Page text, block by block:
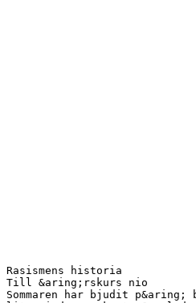
Rasismens historia Till &aring;rskurs nio Sommaren har bjudit p&aring; b&aring;de vackert och lite mindre vackert v&auml;der. Solen har avl&ouml;sts av regn men jag hoppas att ni haft m&ouml;jligheter att njuta av sol och bad p&aring; n&aring;got s&auml;tt. Men nu &auml;r h&ouml;sten h&auml;r och med den b&ouml;rjar &auml;ven skolan igen, f&ouml;r sista g&aring;ngen p&aring; Kastanjen f&ouml;r er! Nian &auml;r ett speciellt skol&aring;r som kommer att ge er utmaningar och m&ouml;jligheter som aldrig f&ouml;rr. Ni ska resa till den eviga staden Rom och ni ska g&ouml;ra era Jag– projekt. Men redan nu i h&ouml;st kommer ni att f&aring; en fantastisk m&ouml;jlighet, ni ska f&aring; g&ouml;ra en egen utst&auml;llning p&aring; M&aring;ngkulturellt Centrum. Ni kommer att &auml;gna stora delar av h&ouml;stterminen &aring;t att framst&auml;lla en utst&auml;llning om rasismens historia. Vi kommer att g&ouml;ra studiebes&ouml;k och f&aring; bes&ouml;k av intressanta m&auml;nniskor som kommer att f&ouml;rel&auml;sa men &auml;ven hj&auml;lpa er att g&ouml;ra en j&auml;ttebra utst&auml;llning. Arbetet kommer &auml;ven att inneb&auml;ra mer ”vanligt” skolarbete d&auml;r ni kommer att f&aring; lyssna p&aring; genomg&aring;ngar, s&ouml;ka information, analysera och skriva texter. Den text ni nu har i h&auml;nderna &auml;r t&auml;nkt som en utg&aring;ngspunkt f&ouml;r ert informationss&ouml;kande. H&auml;r finner ni en kort beskrivning av rasismens historia fr&aring;n antiken fram till idag. Ni kommer inte vara tvungna att l&auml;sa hela texten om ni inte vill. Vissa delar kommer alla att beh&ouml;va l&auml;sa medan andra delar &auml;r t&auml;nkta som just en utg&aring;ngspunkt f&ouml;r informationss&ouml;kning. Patrik Norberg Stockholm 19/8 2012 2 Inneh&aring;ll Rasismens historia ..................................................................................................................1 Till &aring;rskurs nio....................................................................................................................2 Del 1 F&ouml;rrasismen fr&aring;n Antiken till Linn&eacute; ...............................................................................5 Vi och dem .........................................................................................................................5 Vi- och dem-gruppen ......................................................................................................5 Antiken...............................................................................................................................6 Medeltiden: perspektiven krymper ......................................................................................7 Koloniseringen av Amerika och Afrika ...............................................................................8 Antropologi: att studera m&auml;nniskan.....................................................................................9 Del 2 Vetenskaplig rasism: imperialism och folkmord .......................................................... 13 Gobineau och rasernas oj&auml;mlikhet..................................................................................... 14 Att m&auml;ta m&auml;nniskan .......................................................................................................... 15 Evolutionen och kampen f&ouml;r tillvaron ............................................................................... 16 Sv&auml;lt och utrotning: den vetenskapliga rasismen i praktiken .............................................. 17 Sverige och Statens rasbiologiskainstitut........................................................................... 20 Del 3 Antisemitism ............................................................................................................... 21 Del 4. Nazismen och f&ouml;rintelsen ........................................................................................... 25 Nazismens ideologi........................................................................................................... 25 Arierna och det tyska folket .......................................................................................... 26 Nazismen och det judiska folket ....................................................................................... 27 F&ouml;rintelsen ........................................................................................................................ 28 Del ett ........................................................................................................................... 29 Del tv&aring; .......................................................................................................................... 30 Del tre........................................................................................................................... 31 Varf&ouml;r? ............................................................................................................................. 33 Del 5 Rasismen efter 1945: Kulturrasism .............................................................................. 36 3 Fallet USA........................................................................................................................ 36 Fallet Sydafrika ................................................................................................................ 39 Kulturrasism: rasismen idag .............................................................................................. 41 M&aring;ste man vara vit f&ouml;r att vara rasist? ............................................................................... 44 K&auml;llor ................................................................................................................................... 45 Film .............................................................................................................................. 45 4 Del 1 F&ouml;rrasismen fr&aring;n Antiken till Linn&eacute; Vi och dem Vi m&auml;nniskor har ett psykologiskt behov av att skapa ordning i v&aring;ra intryck av v&auml;rlden f&ouml;r att vi ska kunna f&ouml;rst&aring; vad som h&auml;nder omkring oss. T&auml;nk om du inte f&ouml;rstod vad som h&auml;nde om kring dig. F&ouml;rs&ouml;k att f&ouml;rest&auml;lla dig att du inte k&auml;nner igen n&aring;got omkring dig, inget du ser, h&ouml;r, k&auml;nner eller k&auml;nner lukten av. Hur ska du d&aring; kunna veta vad som &auml;r farligt och inte? Religionen och vetenskapen &auml;r b&aring;da s&auml;tt f&ouml;r oss att f&ouml;rklara det ok&auml;nda och p&aring; s&aring; s&auml;tt skapa ordning i tillvaron. Men &auml;ven kultur bidrar till att f&ouml;rklara vad vi ser och h&ouml;r. Man kan s&auml;ga att vi m&auml;nniskor &auml;r f&ouml;rprogrammerade f&ouml;r att sortera v&aring;ra intryck av v&auml;rlden i olika kategorier. Den kategoriserade informationen skapar en mall f&ouml;r sortering av intryck som g&ouml;r att vi automatiskt. Allts&aring; utan att det varje g&aring;ng &auml;r medvetet, sorteras v&aring;ra intryck i olika kategorier utifr&aring;n tidigare erfarenheter. Dessa kategorier anv&auml;nder vi f&ouml;r att best&auml;mma hur vi ska agera i olika situationer. F&ouml;r att uttrycka detta enkelt om du bara har samkat sura apelsiner kommer du inte att v&auml;lja att ta en apelsin ur fruktsk&aring;len eftersom du vet att de kommer att vara sura. Men du kommer troligen inte heller att v&auml;lja en grapefrukt eller en klementin eftersom de liknar apelsinen och du kommer att anta att &auml;ven de &auml;r sura. Denna funktion hos oss m&auml;ninskor har varit till nytta p&aring; m&aring;nga s&auml;tt och skyddat oss fr&aring;n s&aring;dant som &auml;r skadligt f&ouml;r oss. Men den har ett pris, f&ouml;rdomar och en &ouml;nskan att dela upp oss i vi och dem. Vi- och dem-gruppen Liksom vi sorterar och kategoriserar vara intryck av v&auml;rlden s&aring; sorterar vi &auml;ven andra m&auml;nniskor vissa tycker vi &auml;r snygga andra fula, vissa tycker vi verkar trevliga andra otrevliga. Men viktigast av allt vissa tycker vi &auml;r mer lika oss sj&auml;lva &auml;n andra, det kan vara n&aring;got s&aring; enkelt som att man gillar samma fotbollslag eller att man kommer fr&aring;n samma stad, detta skapar en k&auml;nsla av gemenskap. De personer som man uppfattar som lika en sj&auml;lv kommer man att kategorisera som en vi-grupp. Men varje g&aring;ng vi skapar en vi-grupp kommer vi &auml;ven att skapa en dem-grupp, allts&aring; de som inte tillh&ouml;r vi-gruppen. I dagens samh&auml;lle kan varje person s&auml;gas tillh&ouml;ra flera vi-grupper familjen, klassen och kompisg&auml;nget. Vi-gruppen kommer alltid att uppfattas som det normala, det k&auml;nns naturligt eller normalt att exempelvis fira jul p&aring; just det s&auml;tt som ni g&ouml;r i er familj och lite onaturligt 5 och konstigt att fira jul p&aring; n&aring;got annat s&auml;tt. Allts&aring; dem-gruppen &auml;r annorlunda &auml;n vi-gruppen och deras beteende avviker fr&aring;n vi-gruppens beteende, vilket ses som det normala. Demgruppen ses allts&aring; som onormal i f&ouml;rh&aring;llande till vi-gruppen och ju mer dem-gruppen avviker fr&aring;n vi-gruppen ju mer onormala och konstiga upplevs dem-gruppen. F&ouml;r att &aring;terg&aring; till v&aring;rt exempel om jul firanden om dem-gruppen v&auml;ljer att &ouml;ppna sina julklappar f&ouml;re Kalle Anka ist&auml;llet f&ouml;r som ni (vi-gruppen) g&ouml;r efter Kalle Anka s&aring; &auml;r det en relativt liten avvikelse som kanske kan uppfattas som lite konstig men fortfarande normal. Men om vi ist&auml;llet f&ouml;rest&auml;ller oss att en familj inte ger n&aring;gra julklappar s&aring; blir avvikelsen betydligt st&ouml;rre och risken f&ouml;r att vi-gruppen (de som ger julklappar) kommer att uppfatta dem-gruppen (de som inte ger julklappar) som mycket avvikande och d&auml;r med onormala &auml;r stor. N&auml;r denna skillnad mellan vi-gruppen och dem-gruppen u